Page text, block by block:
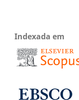
Indexada em